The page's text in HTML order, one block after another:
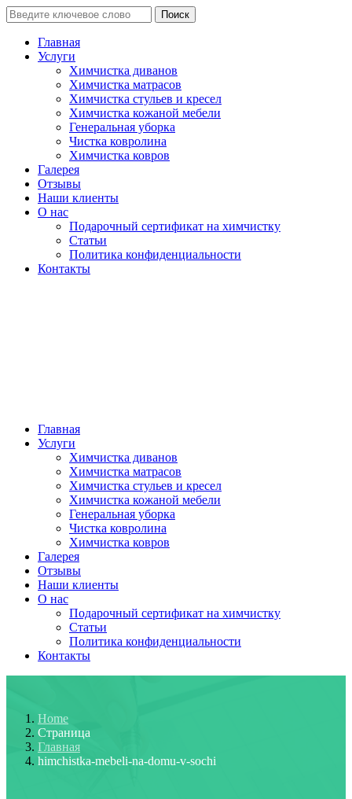
Поиск
Главная
Услуги
Химчистка диванов
Химчистка матрасов
Химчистка стульев и кресел
Химчистка кожаной мебели
Генеральная уборка
Чистка ковролина
Химчистка ковров
Галерея
Отзывы
Наши клиенты
О нас
Подарочный сертификат на химчистку
Статьи
Политика конфиденциальности
Контакты
Главная
Услуги
Химчистка диванов
Химчистка матрасов
Химчистка стульев и кресел
Химчистка кожаной мебели
Генеральная уборка
Чистка ковролина
Химчистка ковров
Галерея
Отзывы
Наши клиенты
О нас
Подарочный сертификат на химчистку
Статьи
Политика конфиденциальности
Контакты
Home
Страница
Главная
himchistka-mebeli-na-domu-v-sochi